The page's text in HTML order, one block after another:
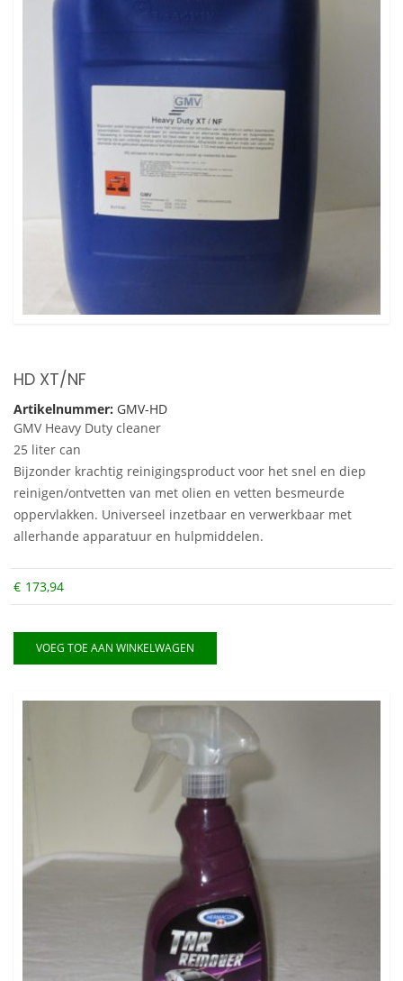
HD XT/NF
Artikelnummer: GMV-HD
GMV Heavy Duty cleaner
25 liter can
Bijzonder krachtig reinigingsproduct voor het snel en diep
reinigen/ontvetten van met olien en vetten besmeurde
oppervlakken. Universeel inzetbaar en verwerkbaar met
allerhande apparatuur en hulpmiddelen.
€ 173,94
VOEG TOE AAN WINKELWAGEN